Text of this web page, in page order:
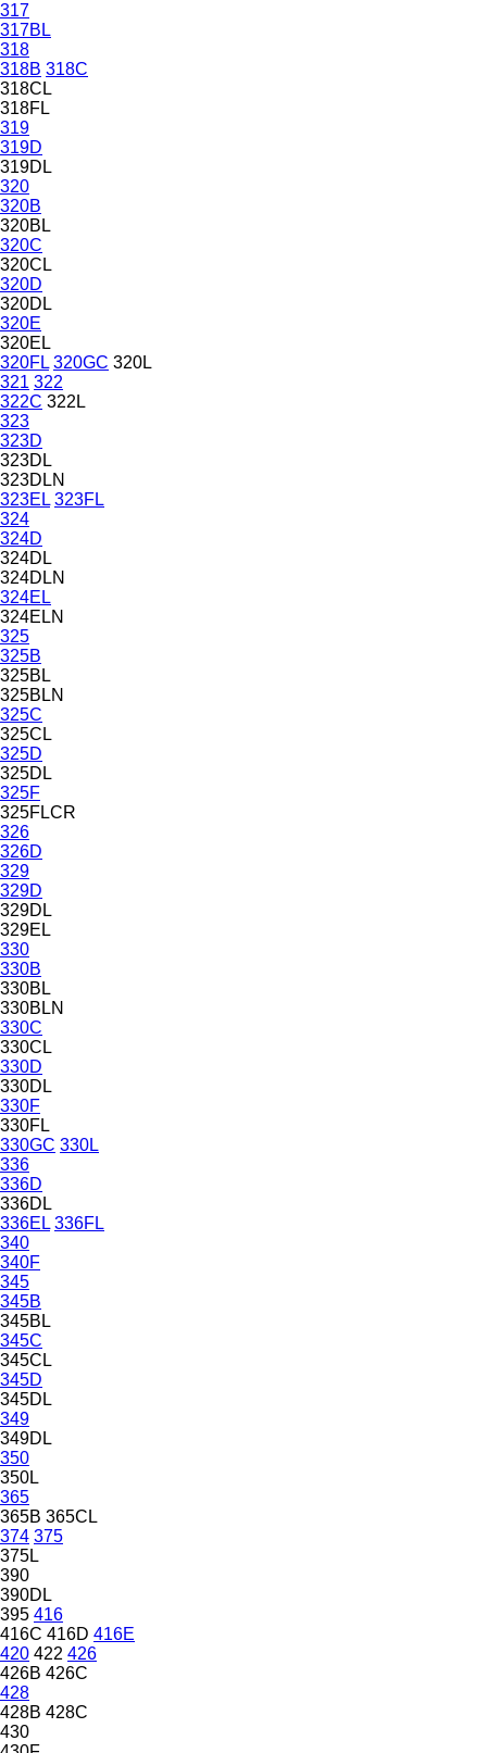
317
317BL
318
318B 318C
318CL
318FL
319
319D
319DL
320
320B
320BL
320C
320CL
320D
320DL
320E
320EL
320FL 320GC 320L
321 322
322C 322L
323
323D
323DL
323DLN
323EL 323FL
324
324D
324DL
324DLN
324EL
324ELN
325
325B
325BL
325BLN
325C
325CL
325D
325DL
325F
325FLCR
326
326D
329
329D
329DL
329EL
330
330B
330BL
330BLN
330C
330CL
330D
330DL
330F
330FL
330GC 330L
336
336D
336DL
336EL 336FL
340
340F
345
345B
345BL
345C
345CL
345D
345DL
349
349DL
350
350L
365
365B 365CL
374 375
375L
390
390DL
395 416
416C 416D 416E
420 422 426
426B 426C
428
428B 428C
430